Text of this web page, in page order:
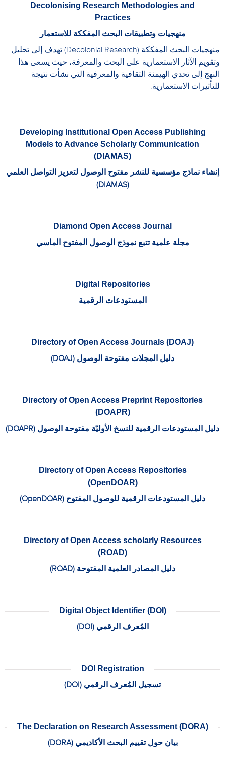
Decolonising Research Methodologies and
Practices
منهجيات وتطبيقات البحث المفككة للاستعمار
منهجيات البحث المفككة (Decolonial Research) تهدف إلى تحليل
وتقويم الآثار الاستعمارية على البحث والمعرفة، حيث يسعى هذا
النهج إلى تحدي الهيمنة الثقافية والمعرفية التي نشأت نتيجة
للتأثيرات الاستعمارية.
Developing Institutional Open Access Publishing
Models to Advance Scholarly Communication
(DIAMAS)
إنشاء نماذج مؤسسية للنشر مفتوح الوصول لتعزيز التواصل العلمي
(DIAMAS)
Diamond Open Access Journal
مجلة علمية تتبع نموذج الوصول المفتوح الماسي
Digital Repositories
المستودعات الرقمية
Directory of Open Access Journals (DOAJ)
دليل المجلات مفتوحة الوصول (DOAJ)
Directory of Open Access Preprint Repositories
(DOAPR)
دليل المستودعات الرقمية للنسخ الأوليّة مفتوحة الوصول (DOAPR)
Directory of Open Access Repositories
(OpenDOAR)
دليل المستودعات الرقمية للوصول المفتوح (OpenDOAR)
Directory of Open Access scholarly Resources
(ROAD)
دليل المصادر العلمية المفتوحة (ROAD)
Digital Object Identifier (DOI)
المُعرف الرقمي (DOI)
DOI Registration
تسجيل المُعرف الرقمي (DOI)
The Declaration on Research Assessment (DORA)
بيان حول تقييم البحث الأكاديمي (DORA)